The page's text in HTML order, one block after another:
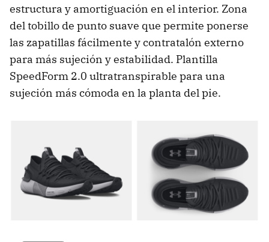
estructura y amortiguación en el interior. Zona
del tobillo de punto suave que permite ponerse
las zapatillas fácilmente y contratalón externo
para más sujeción y estabilidad. Plantilla
SpeedForm 2.0 ultratranspirable para una
sujeción más cómoda en la planta del pie.